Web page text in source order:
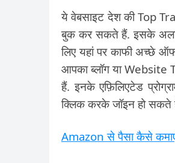
ये वेबसाइट देश की Top
बुक कर सकते हैं. इसके
लिए यहां पर काफी अच्छे
आपका ब्लॉग या Website
हैं. इनके एफ़िलिएटेड
क्लिक करके जॉइन हो सकते
Amazon से पैसा कैसे